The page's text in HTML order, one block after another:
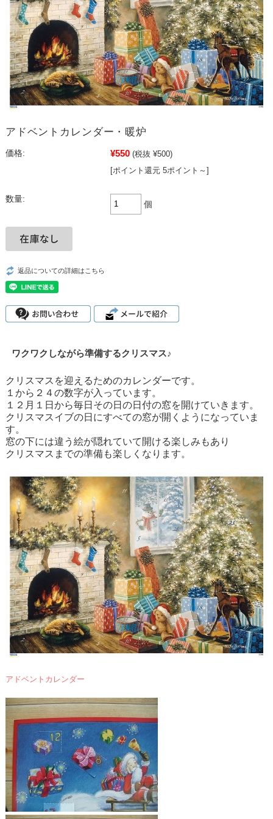
アドベントカレンダー・暖炉
価格: ¥550 (税抜 ¥500)
[ポイント還元 5ポイント～]
数量:
個
返品についての詳細はこちら
ワクワクしながら準備するクリスマス♪
クリスマスを迎えるためのカレンダーです。
１から２４の数字が入っています。
１２月１日から毎日その日の日付の窓を開けていきます。
クリスマスイブの日にすべての窓が開くようになっていま
す。
窓の下には違う絵が隠れていて開ける楽しみもあり
クリスマスまでの準備も楽しくなります。
アドベントカレンダー